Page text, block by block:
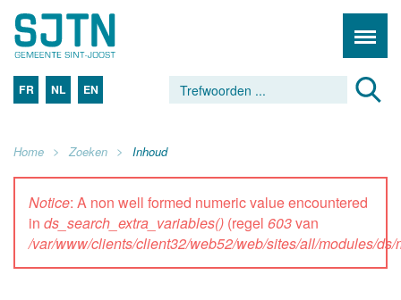
FR NL EN
Home Zoeken Inhoud
Notice: A non well formed numeric value encountered
in ds_search_extra_variables() (regel 603van
/var/www/clients/client32/web52/web/sites/all/modules/